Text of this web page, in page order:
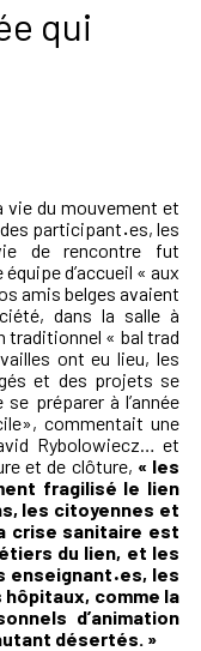
qui
vie du mouvement et
participant·es, les
de rencontre fut
d’accueil « aux
amis belges avaient
dans la salle à
traditionnel « bal trad
ont eu lieu, les
et des projets se
préparer à l’année
commentait une
Rybolowiecz… et
et de clôture, « les
fragilisé le lien
les citoyennes et
crise sanitaire est
du lien, et les
enseignant·es, les
comme la
d’animation
désertés. »